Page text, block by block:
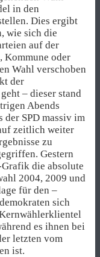
in den
Dies ergibt
wie sich die
auf der
Kommune oder
Wahl verschoben
der
– dieser stand
Abends
der SPD massiv im
zeitlich weiter
zu
Gestern
die absolute
2004, 2009 und
für den –
sich
es ihnen bei
letzten vom
ist.